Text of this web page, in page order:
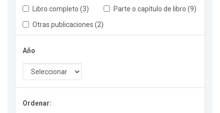
Libro completo (3)
Parte o capítulo de libro (9)
Otras publicaciones (2)
Año
Ordenar: